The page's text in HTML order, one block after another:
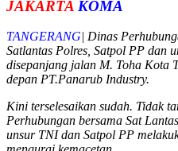
JAKARTA KOMA
TANGERANG| Dinas
Satlantas Polres, Satpol PP dan
disepanjang jalan M. Toha Kota
depan PT.Panarub Industry.
Kini terselesaikan sudah. Tidak
Perhubungan bersama Sat
unsur TNI dan Satpol PP